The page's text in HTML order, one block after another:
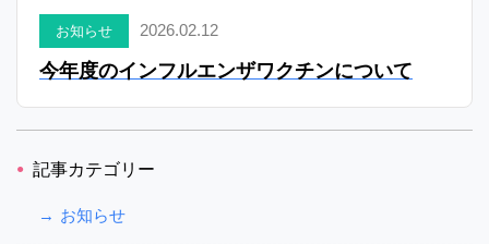
お知らせ 2026.02.12
今年度のインフルエンザワクチンについて
記事カテゴリー
お知らせ